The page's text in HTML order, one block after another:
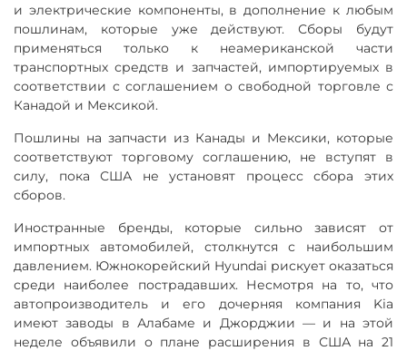
и электрические компоненты, в дополнение к любым
пошлинам, которые уже действуют. Сборы будут
применяться только к неамериканской части
транспортных средств и запчастей, импортируемых в
соответствии с соглашением о свободной торговле с
Канадой и Мексикой.
Пошлины на запчасти из Канады и Мексики, которые
соответствуют торговому соглашению, не вступят в
силу, пока США не установят процесс сбора этих
сборов.
Иностранные бренды, которые сильно зависят от
импортных автомобилей, столкнутся с наибольшим
давлением. Южнокорейский Hyundai рискует оказаться
среди наиболее пострадавших. Несмотря на то, что
автопроизводитель и его дочерняя компания Kia
имеют заводы в Алабаме и Джорджии — и на этой
неделе объявили о плане расширения в США на 21